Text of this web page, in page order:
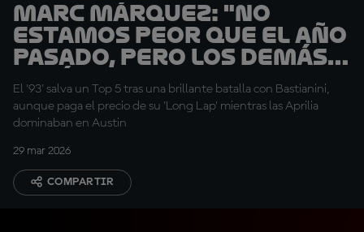
Marc Márquez: "No
estamos peor que el año
pasado, pero los demás
están mejor"
El '93' salva un Top 5 tras una brillante batalla con Bastianini,
aunque paga el precio de su 'Long Lap' mientras las Aprilia
dominaban en Austin
29 mar 2026
COMPARTIR